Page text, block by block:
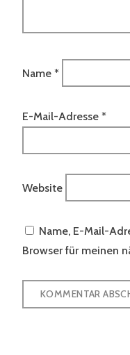
Name *
E-Mail-Adresse *
Website
Name, E-Mail-
Browser für meinen